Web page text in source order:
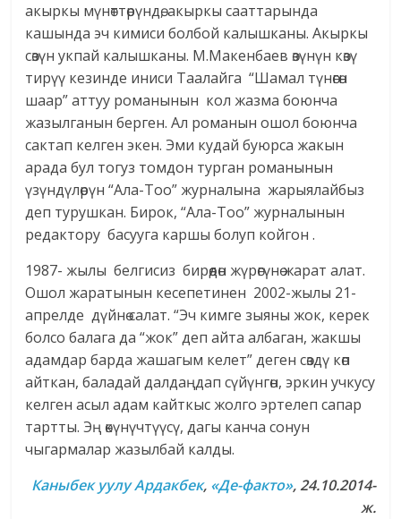
акыркы мүнөттөрүндө, акыркы сааттарында
кашында эч кимиси болбой калышканы. Акыркы
сөзүн укпай калышканы. М.Макенбаев өзүнүн көзү
тирүү кезинде иниси Таалайга “Шамал түнөгөн
шаар” аттуу романынын кол жазма боюнча
жазылганын берген. Ал романын ошол боюнча
сактап келген экен. Эми кудай буюрса жакын
арада бул тогуз томдон турган романынын
үзүндүлөрүн “Ала-Тоо” журналына жарыялайбыз
деп турушкан. Бирок, “Ала-Тоо” журналынын
редактору басууга каршы болуп койгон .
1987- жылы белгисиз бирөөдөн жүрөгүнө жарат алат.
Ошол жаратынын кесепетинен 2002-жылы 21-
апрелде дүйнө салат. “Эч кимге зыяны жок, керек
болсо балага да “жок” деп айта албаган, жакшы
адамдар барда жашагым келет” деген сөздү көп
айткан, баладай далдаңдап сүйүнгөн, эркин учкусу
келген асыл адам кайткыс жолго эртелеп сапар
тартты. Эң өкүнүчтүүсү, дагы канча сонун
чыгармалар жазылбай калды.
Каныбек уулу Ардакбек, «Де-факто», 24.10.2014-
ж.